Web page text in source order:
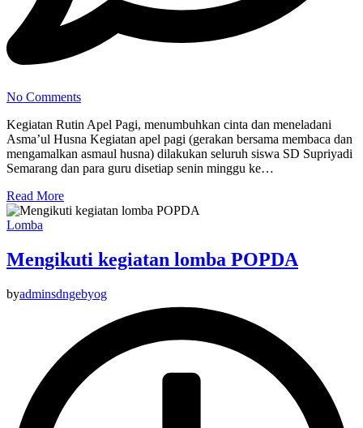
No Comments
Kegiatan Rutin Apel Pagi, menumbuhkan cinta dan meneladani
Asma’ul Husna Kegiatan apel pagi (gerakan bersama membaca dan
mengamalkan asmaul husna) dilakukan seluruh siswa SD Supriyadi
Semarang dan para guru disetiap senin minggu ke…
Read More
Lomba
Mengikuti kegiatan lomba POPDA
byadminsdngebyog